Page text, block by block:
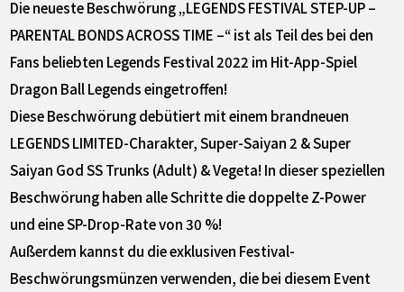
Die neueste Beschwörung „LEGENDS FESTIVAL STEP-UP –
PARENTAL BONDS ACROSS TIME –“ ist als Teil des bei den
Fans beliebten Legends Festival 2022 im Hit-App-Spiel
Dragon Ball Legends eingetroffen!
Diese Beschwörung debütiert mit einem brandneuen
LEGENDS LIMITED-Charakter, Super-Saiyan 2 & Super
Saiyan God SS Trunks (Adult) & Vegeta! In dieser speziellen
Beschwörung haben alle Schritte die doppelte Z-Power
und eine SP-Drop-Rate von 30 %!
Außerdem kannst du die exklusiven Festival-
Beschwörungsmünzen verwenden, die bei diesem Event